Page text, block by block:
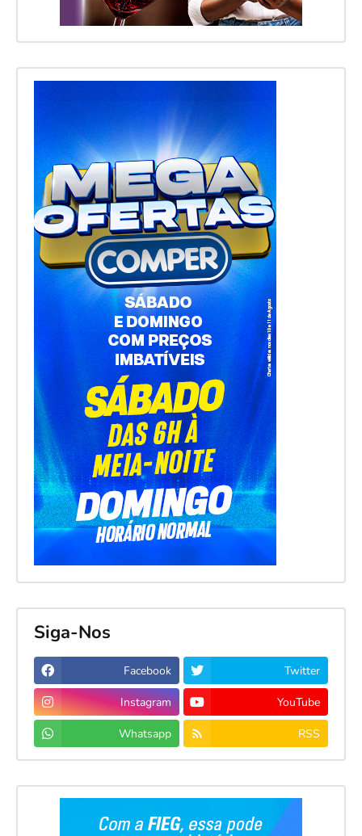
Siga-Nos
Facebook Twitter
Instagram YouTube
Whatsapp RSS